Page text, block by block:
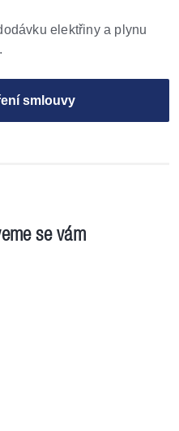
elektřinya plynu
smlouvy
se vám